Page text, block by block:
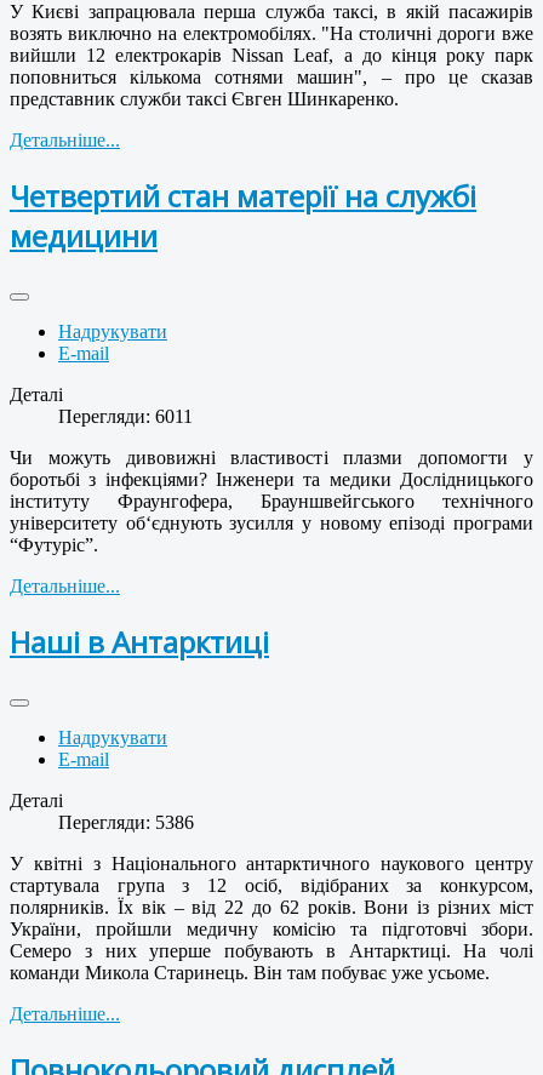
У Києві запрацювала перша служба таксі, в якій пасажирів
возять виключно на електромобілях. "На столичні дороги вже
вийшли 12 електрокарів Nissan Leaf, а до кінця року парк
поповниться кількома сотнями машин", – про це сказав
представник служби таксі Євген Шинкаренко.
Детальніше...
Четвертий стан матерії на службі
медицини
Надрукувати
E-mail
Деталі
Перегляди: 6011
Чи можуть дивовижні властивості плазми допомогти у
боротьбі з інфекціями? Інженери та медики Дослідницького
інституту Фраунгофера, Брауншвейгського технічного
університету об‘єднують зусилля у новому епізоді програми
“Футуріс”.
Детальніше...
Наші в Антарктиці
Надрукувати
E-mail
Деталі
Перегляди: 5386
У квітні з Національного антарктичного наукового центру
стартувала група з 12 осіб, відібраних за конкурсом,
полярників. Їх вік – від 22 до 62 років. Вони із різних міст
України, пройшли медичну комісію та підготовчі збори.
Семеро з них уперше побувають в Антарктиці. На чолі
команди Микола Старинець. Він там побуває уже усьоме.
Детальніше...